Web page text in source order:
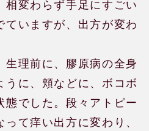
相変わらず手足にすごい
ていますが、出方が変わ
生理前に、膠原病の全身
うに、頬などに、ボコボ
態でした。段々アトピー
て痒い出方に変わり、